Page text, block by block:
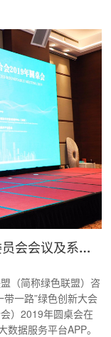
“一带一路”绿色发展国际联盟咨询委员会会议及系列活动在深圳召开
（简称绿色联盟）咨
一路”绿色创新大会
）2019年圆桌会在
据服务平台APP。